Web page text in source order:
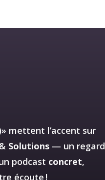
mettent l’accent sur
& Solutions — un regard
podcast concret,
écoute !